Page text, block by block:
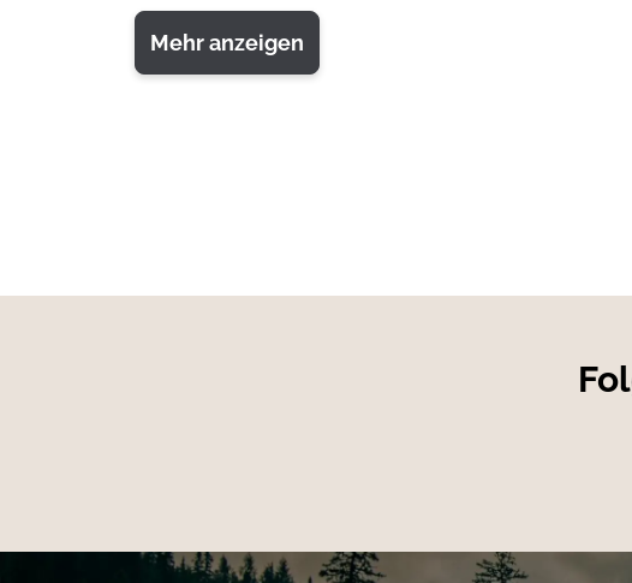
Die Bronzebürste ist robust gefertigt und für den
eignet.
Materialzusammensetzung:
Mehr anzeigen